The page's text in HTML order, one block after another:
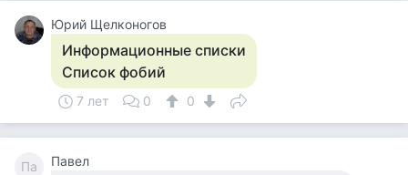
Юрий Щелконогов
Информационные списки
Список фобий
7 лет 0 0
Па Павел